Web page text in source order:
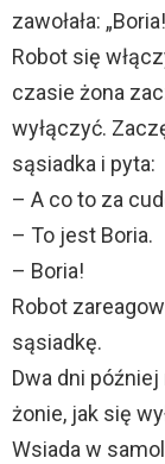
zawołała:
Robot się
czasie żona
wyłączyć.
sąsiadka i pyta:
– A co to za
– To jest Boria.
– Boria!
Robot
sąsiadkę.
Dwa dni później
żonie, jak się
Wsiada w